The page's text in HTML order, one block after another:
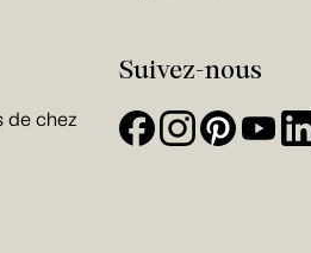
de chez
Suivez-nous